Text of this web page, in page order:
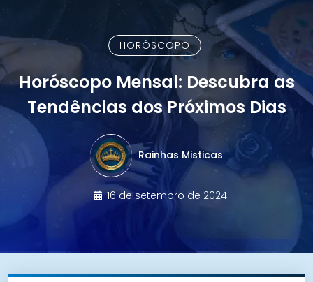
HORÓSCOPO
Horóscopo Mensal: Descubra as
Tendências dos Próximos Dias
Rainhas Misticas
16 de setembro de 2024